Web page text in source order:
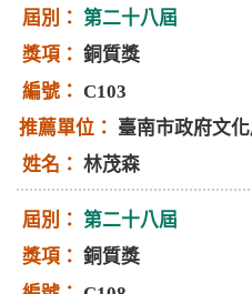
第二十八屆
銅質獎
C103
臺南市政府文
林茂森
第二十八屆
銅質獎